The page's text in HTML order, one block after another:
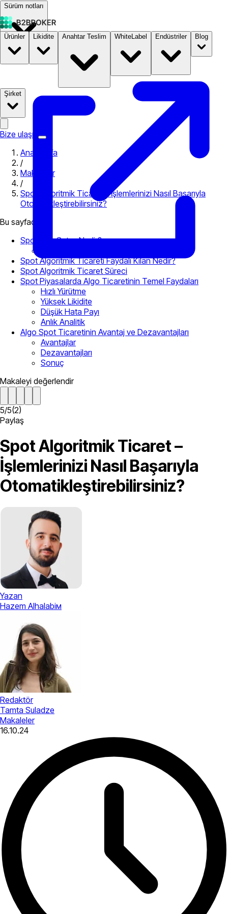
Sürüm notları
Dokümantasyon Fiyatlandırma B2STORE
Ürünler Likidite Anahtar Teslim WhiteLabel Endüstriler Blog
Şirket
Bize ulaşın
Ana Sayfa
/
Makaleler
/
Spot Algoritmik Ticaret – İşlemlerinizi Nasıl Başarıyla
Otomatikleştirebilirsiniz?
Bu sayfada
Spot Alım Satım Nedir?
Spot Algoritmik Ticareti Faydalı Kılan Nedir?
Spot Algoritmik Ticaret Süreci
Spot Piyasalarda Algo Ticaretinin Temel Faydaları
Hızlı Yürütme
Yüksek Likidite
Düşük Hata Payı
Anlık Analitik
Algo Spot Ticaretinin Avantaj ve Dezavantajları
Avantajlar
Dezavantajları
Sonuç
Makaleyi değerlendir
5/5(2)
Paylaş
Spot Algoritmik Ticaret –
İşlemlerinizi Nasıl Başarıyla
Otomatikleştirebilirsiniz?
Yazan
Hazem Alhalabiм
Redaktör
Tamta Suladze
Makaleler
16.10.24